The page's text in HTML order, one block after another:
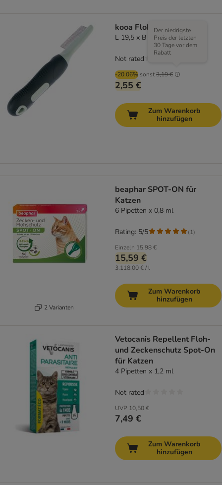
kooa Flohkamm
L 19,5 x B 4 x H 3,5 cm
-20.06% sonst3,19 €
Der niedrigste
Preis der letzten
30 Tage vor dem
Rabatt
2,55 €
Not rated
Zum Warenkorb
hinzufügen
2 Varianten
beaphar SPOT-ON für
Katzen
6 Pipetten x 0,8 ml
Einzeln 15,98 €
15,59 €
3.118,00 € / l
Rating: 5/5 (1)
Zum Warenkorb
hinzufügen
Vetocanis Repellent Floh-
und Zeckenschutz Spot-On
für Katzen
4 Pipetten x 1,2 ml
UVP 10,50 €
7,49 €
Not rated
Zum Warenkorb
hinzufügen